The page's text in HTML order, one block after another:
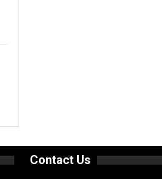
Contact Us